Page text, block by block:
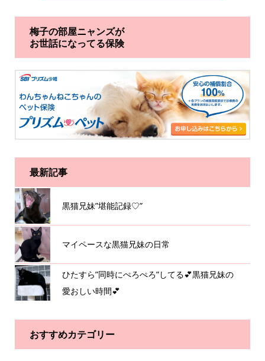
梅子の部屋ニャンズが
お世話になってる保険
最新記事
黒猫兄妹”堪能記録♡”
マイペースな黒猫兄妹の日常
ひたすら”同時にぺろぺろ”してる💕黒猫兄妹の
愛おしい時間💕
おすすめカテゴリー